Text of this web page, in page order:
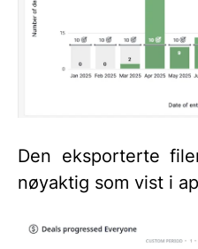
Den eksporterte
nøyaktig som vist i